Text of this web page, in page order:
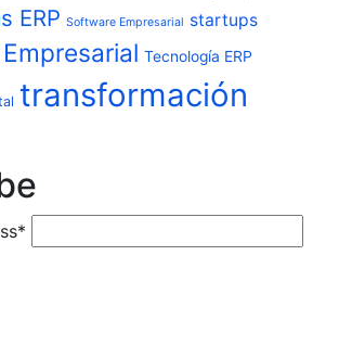
ERP Software Empresarial startups
Tecnología ERP
transformación